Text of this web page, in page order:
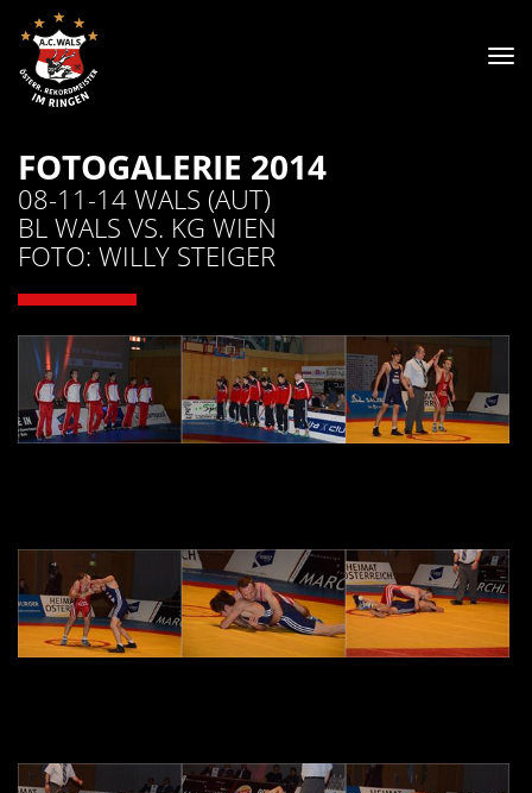
FOTOGALERIE 2014
08-11-14 WALS (AUT)
BL WALS VS. KG WIEN
FOTO: WILLY STEIGER